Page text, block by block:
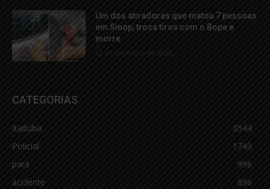
Um dos atiradores que matou 7 pessoas
em Sinop, troca tiros com o Bope e
morre
22 de fevereiro de 2023
CATEGORIAS
Itaituba
3544
Policial
1743
pará
996
acidente
896